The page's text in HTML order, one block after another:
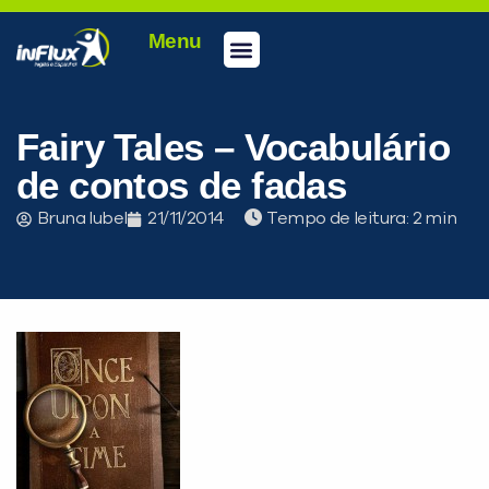
Menu
Fairy Tales – Vocabulário
de contos de fadas
Bruna Iubel 21/11/2014 Tempo de leitura: